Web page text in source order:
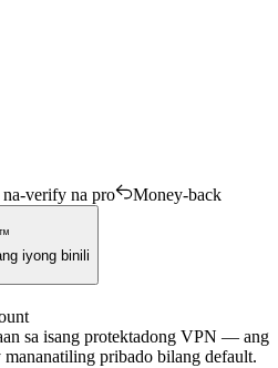
verify na pro Money-back
™
iyong binili
sa isang protektadong VPN — ang
pribado bilang default.